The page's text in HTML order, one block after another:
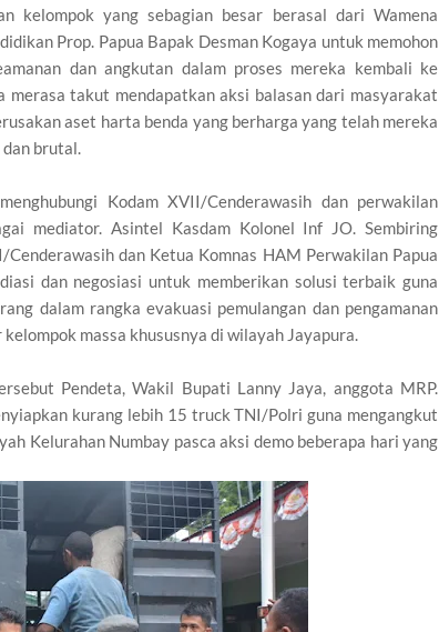
kelompok yang sebagian besar berasal dari Wamena
Prop. Papua Bapak Desman Kogaya untuk memohon
dan angkutan dalam proses mereka kembali ke
merasa takut mendapatkan aksi balasan dari masyarakat
aset harta benda yang berharga yang telah mereka
brutal.
Kodam XVII/Cenderawasih dan perwakilan
mediator. Asintel Kasdam Kolonel Inf JO. Sembiring
dan Ketua Komnas HAM Perwakilan Papua
dan negosiasi untuk memberikan solusi terbaik guna
dalam rangka evakuasi pemulangan dan pengamanan
massa khususnya di wilayah Jayapura.
Pendeta, Wakil Bupati Lanny Jaya, anggota MRP.
kurang lebih 15 truck TNI/Polri guna mengangkut
Kelurahan Numbay pasca aksi demo beberapa hari yang